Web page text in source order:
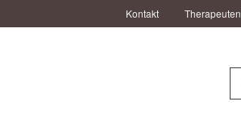
Kontakt Therapeuten